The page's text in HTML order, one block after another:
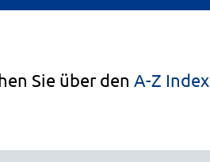
Sie über den A-Z Index